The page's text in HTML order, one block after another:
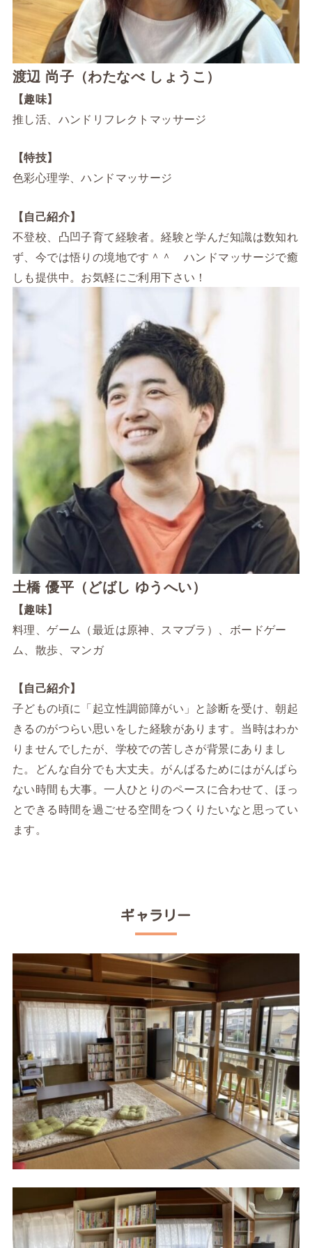
渡辺 尚子（わたなべ しょうこ）
【趣味】
推し活、ハンドリフレクトマッサージ
【特技】
色彩心理学、ハンドマッサージ
【自己紹介】
不登校、凸凹子育て経験者。経験と学んだ知識は数知れ
ず、今では悟りの境地です＾＾ ハンドマッサージで癒
しも提供中。お気軽にご利用下さい！
土橋 優平（どばし ゆうへい）
【趣味】
料理、ゲーム（最近は原神、スマブラ）、ボードゲー
ム、散歩、マンガ
【自己紹介】
子どもの頃に「起立性調節障がい」と診断を受け、朝起
きるのがつらい思いをした経験があります。当時はわか
りませんでしたが、学校での苦しさが背景にありまし
た。どんな自分でも大丈夫。がんばるためにはがんばら
ない時間も大事。一人ひとりのペースに合わせて、ほっ
とできる時間を過ごせる空間をつくりたいなと思ってい
ます。
ギャラリー